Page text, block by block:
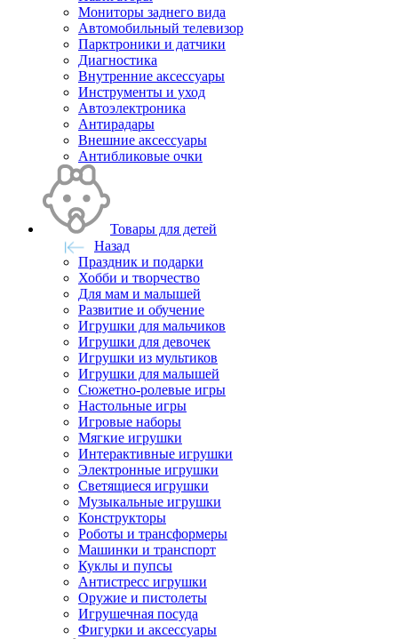
Мониторы заднего вида
Автомобильный телевизор
Парктроники и датчики
Диагностика
Внутренние аксессуары
Инструменты и уход
Автоэлектроника
Антирадары
Внешние аксессуары
Антибликовые очки
Товары для детей
Назад
Праздник и подарки
Хобби и творчество
Для мам и малышей
Развитие и обучение
Игрушки для мальчиков
Игрушки для девочек
Игрушки из мультиков
Игрушки для малышей
Сюжетно-ролевые игры
Настольные игры
Игровые наборы
Мягкие игрушки
Интерактивные игрушки
Электронные игрушки
Светящиеся игрушки
Музыкальные игрушки
Конструкторы
Роботы и трансформеры
Машинки и транспорт
Куклы и пупсы
Антистресс игрушки
Оружие и пистолеты
Игрушечная посуда
Фигурки и аксессуары